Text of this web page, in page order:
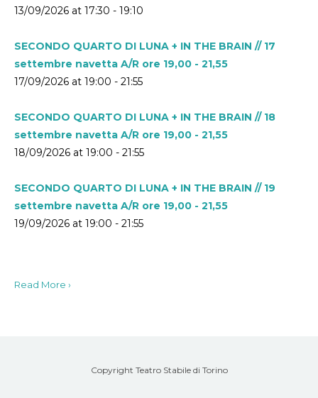
13/09/2026 at 17:30 - 19:10
SECONDO QUARTO DI LUNA + IN THE BRAIN // 17
settembre navetta A/R ore 19,00 - 21,55
17/09/2026 at 19:00 - 21:55
SECONDO QUARTO DI LUNA + IN THE BRAIN // 18
settembre navetta A/R ore 19,00 - 21,55
18/09/2026 at 19:00 - 21:55
SECONDO QUARTO DI LUNA + IN THE BRAIN // 19
settembre navetta A/R ore 19,00 - 21,55
19/09/2026 at 19:00 - 21:55
Read More ›
Copyright Teatro Stabile di Torino